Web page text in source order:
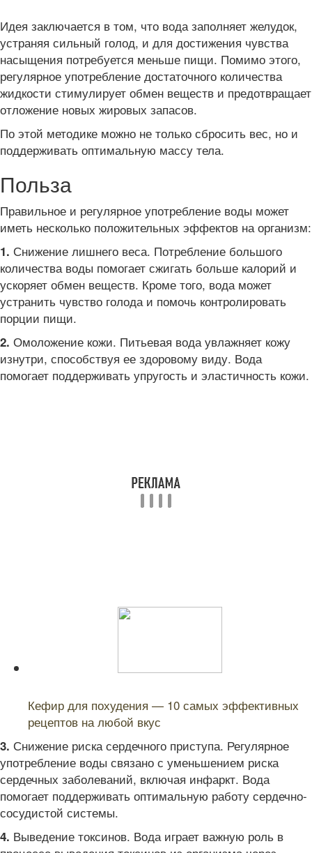
Идея заключается в том, что вода заполняет желудок,
устраняя сильный голод, и для достижения чувства
насыщения потребуется меньше пищи. Помимо этого,
регулярное употребление достаточного количества
жидкости стимулирует обмен веществ и предотвращает
отложение новых жировых запасов.
По этой методике можно не только сбросить вес, но и
поддерживать оптимальную массу тела.
Польза
Правильное и регулярное употребление воды может
иметь несколько положительных эффектов на организм:
1. Снижение лишнего веса. Потребление большого
количества воды помогает сжигать больше калорий и
ускоряет обмен веществ. Кроме того, вода может
устранить чувство голода и помочь контролировать
порции пищи.
2. Омоложение кожи. Питьевая вода увлажняет кожу
изнутри, способствуя ее здоровому виду. Вода
помогает поддерживать упругость и эластичность кожи.
Кефир для похудения — 10 самых эффективных
рецептов на любой вкус
3. Снижение риска сердечного приступа. Регулярное
употребление воды связано с уменьшением риска
сердечных заболеваний, включая инфаркт. Вода
помогает поддерживать оптимальную работу сердечно-
сосудистой системы.
4. Выведение токсинов. Вода играет важную роль в